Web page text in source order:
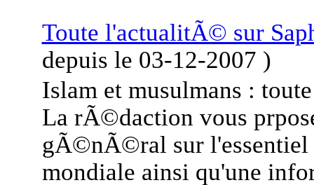
Toute l'actualitÃ© sur
depuis le 03-12-2007 )
Islam et musulmans :
La rÃ©daction vous
gÃ©nÃ©ral sur
mondiale ainsi qu'une